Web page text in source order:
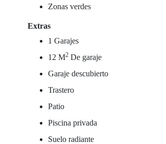
Zonas verdes
Extras
1 Garajes
12 M2 De garaje
Garaje descubierto
Trastero
Patio
Piscina privada
Suelo radiante